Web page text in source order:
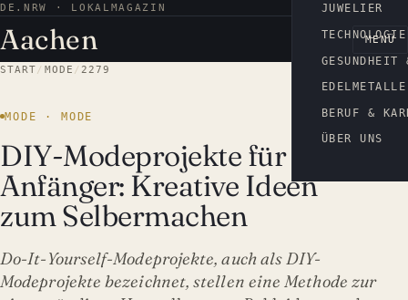
DE.NRW · LOKALMAGAZIN AACHEN
Aachen MENÜ
JUWELIER
EDELMETALLE
BERUF &
ÜBER UNS
START/ MODE / 2279
MODE · MODE
DIY-Modeprojekte für
Anfänger: Kreative Ideen
zum Selbermachen
Do-It-Yourself-Modeprojekte, auch als DIY-
Modeprojekte bezeichnet, stellen eine Methode zur